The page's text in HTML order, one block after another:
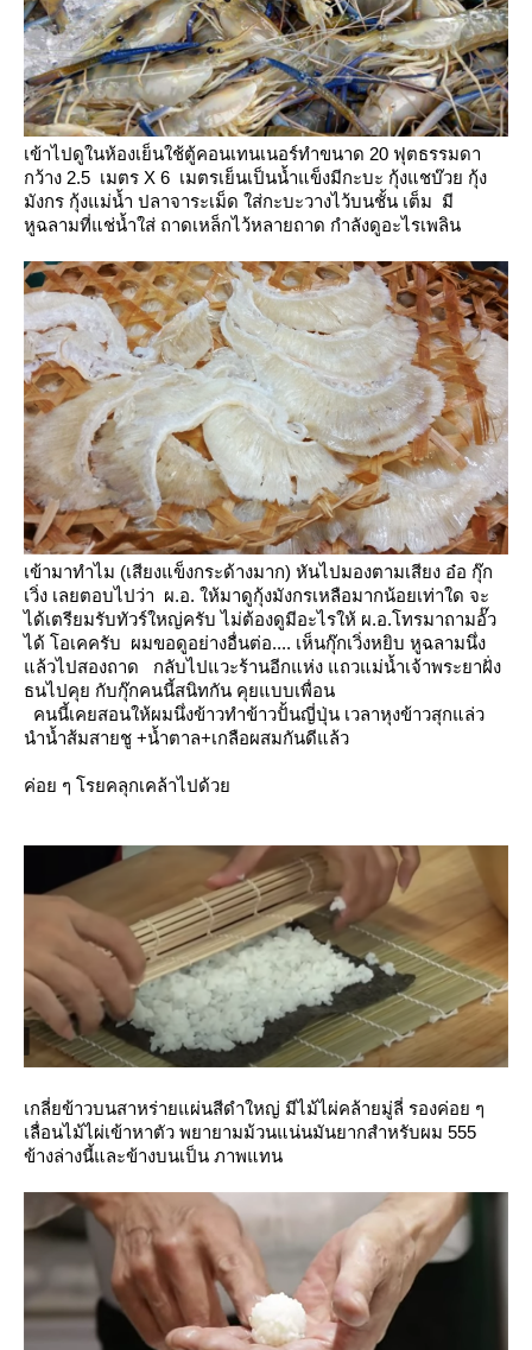
เข้าไปดูในห้องเย็นใช้ตู้คอนเทนเนอร์ทำขนาด 20 ฟุตธรรมดา
กว้าง 2.5 เมตร X 6 เมตรเย็นเป็นน้ำแข็งมีกะบะ กุ้งแชบ๊วย กุ้ง
มังกร กุ้งแม่น้ำ ปลาจาระเม็ด ส่กะบะวางไว้บนชั้น เต็ม มี
หูฉลามที่แช่น้ำใส่ ถาดเหล็กไว้หลายถาด กำลังดูอะไรเพลิน
เข้ามาทำไม (เสียงแข็งกระด้างมาก) หันไปมองตามเสียง อ๋อ กุ๊ก
เวิ่ง เลยตอบไปว่า ผ.อ. ให้มาดูกุ้งมังกรเหลือมากน้อยเท่าใด จะ
ได้เตรียมรับทัวร์ใหญ่ครับ ไม่ต้องดูมีอะไรให้ ผ.อ.โทรมาถามอั๊ว
ได้ อเคครับ ผมขอดูอย่างอื่นต่อ.... เห็นกุ๊กเวิ่งหยิบ หูฉลามนึ่ง
ล้วไปสองถาด
กลับไปแวะร้านอีกแห่ง แถวแม่น้ำเจ้าพระยาฝั่ง
ธนไปคุย กับกุ๊กคนนี้สนิทกัน คุยแบบเพื่อน
คนนี้เคยสอนให้ผมนึ่งข้าวทำข้าวปั้นญี่ปุ่น เวลาหุงข้าวสุกแล่ว
นำน้ำส้มสายชู +น้ำตาล+เกลือผสมกันดีแล้ว
ค่อย ๆ โรยคลุกเคล้าไปด้ว
เกลี่ยข้าวบนสาหร่ายแผ่นสีดำใหญ่ มีไม้ไผ่คล้ายมู่ลี่ รองค่อย ๆ
เลื่อนไม้ไผ่เข้าหาตัว พยายามม้วนแน่นมันยากสำหรับผม 555
ข้างล่างนี้และข้างบนเป็น ภาพแทน